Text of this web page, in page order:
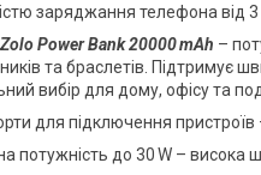
заряджання телефона від 3
Power Bank 20000 mAh –
та браслетів. Підтримує
вибір для дому, офісу та
для підключення пристроїв
потужність до 30 W – висока